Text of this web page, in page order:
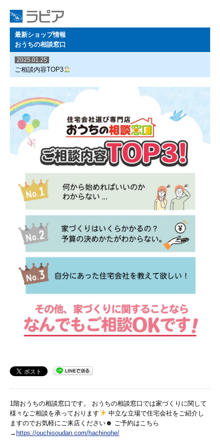
最新ショップ情報
おうちの相談窓口
2025.01.25
ご相談内容TOP3
1階おうちの相談窓口です。 おうちの相談窓口では家づくりに関して
様々なご相談を承っております
中立な立場で住宅会社をご紹介し
ますのでお気軽にご来店ください☻ ご予約はこちら
→ https://ouchisoudan.com/hachinohe/